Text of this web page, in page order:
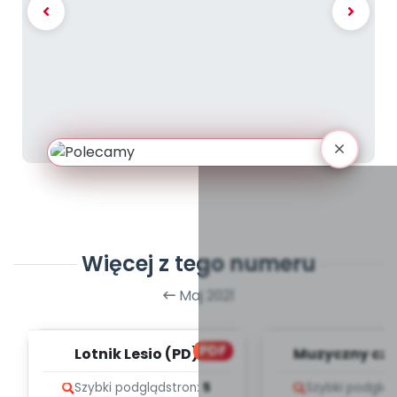
Więcej z tego numeru
Maj 2021
PDF
Lotnik Lesio (PD)
Szybki podglądstron: 5
Muzyczny
Szybki podgląd